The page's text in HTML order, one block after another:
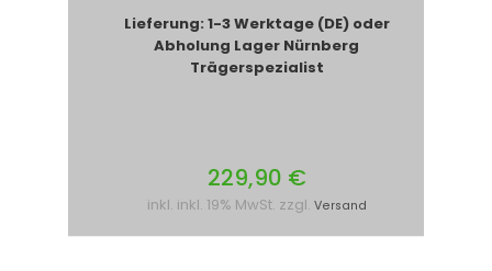
Lieferung: 1-3 Werktage (DE) oder
Abholung Lager Nürnberg
Trägerspezialist
229,90 €
inkl. inkl. 19% MwSt. zzgl. Versand